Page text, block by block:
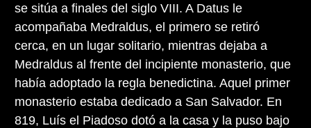
se sitúa a finales del siglo VIII. A Datus le
acompañaba Medraldus, el primero se retiró
cerca, en un lugar solitario, mientras dejaba a
Medraldus al frente del incipiente monasterio, que
había adoptado la regla benedictina. Aquel primer
monasterio estaba dedicado a San Salvador. En
819, Luís el Piadoso dotó a la casa y la puso bajo